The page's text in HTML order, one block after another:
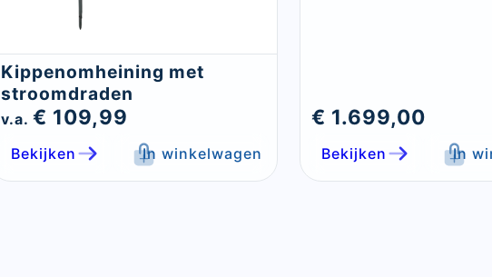
Kippenomheining met
stroomdraden
v.a. € 109,99
Bekijken In winkelwagen
€ 1.699,00
Bekijken In